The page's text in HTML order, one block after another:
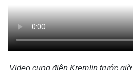
Video cung điện Kremlin trước